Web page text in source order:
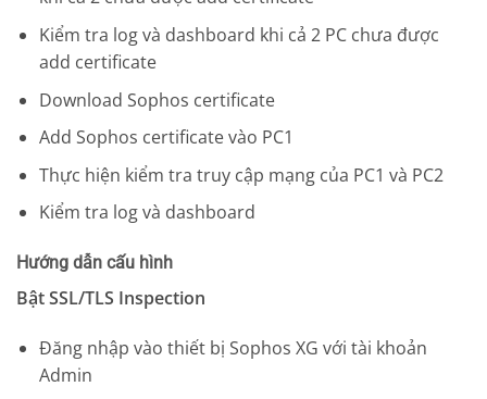
Kiểm tra log và dashboard khi cả 2 PC chưa được
add certificate
Download Sophos certificate
Add Sophos certificate vào PC1
Thực hiện kiểm tra truy cập mạng của PC1 và PC2
Kiểm tra log và dashboard
Hướng dẫn cấu hình
Bật SSL/TLS Inspection
Đăng nhập vào thiết bị Sophos XG với tài khoản
Admin